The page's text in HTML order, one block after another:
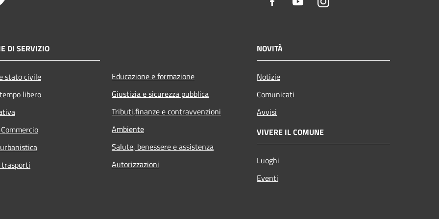
DI SERVIZIO
stato civile
libero
Educazione e formazione
Giustizia e sicurezza pubblica
Tributi,finanze e contravvenzioni
Ambiente
Salute, benessere e assistenza
Autorizzazioni
NOVITÀ
Notizie
Comunicati
Avvisi
VIVERE IL COMUNE
Luoghi
Eventi